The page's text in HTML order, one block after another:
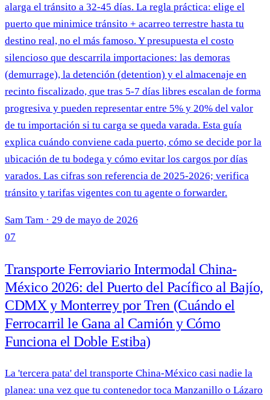
alarga el tránsito a 32-45 días. La regla práctica: elige el
puerto que minimice tránsito + acarreo terrestre hasta tu
destino real, no el más famoso. Y presupuesta el costo
silencioso que descarrila importaciones: las demoras
(demurrage), la detención (detention) y el almacenaje en
recinto fiscalizado, que tras 5-7 días libres escalan de forma
progresiva y pueden representar entre 5% y 20% del valor
de tu importación si tu carga se queda varada. Esta guía
explica cuándo conviene cada puerto, cómo se decide por la
ubicación de tu bodega y cómo evitar los cargos por días
varados. Las cifras son referencia de 2025-2026; verifica
tránsito y tarifas vigentes con tu agente o forwarder.
Sam Tam · 29 de mayo de 2026
07
Transporte Ferroviario Intermodal China-
México 2026: del Puerto del Pacífico al Bajío,
CDMX y Monterrey por Tren (Cuándo el
Ferrocarril le Gana al Camión y Cómo
Funciona el Doble Estiba)
La 'tercera pata' del transporte China-México casi nadie la
planea: una vez que tu contenedor toca Manzanillo o Lázaro